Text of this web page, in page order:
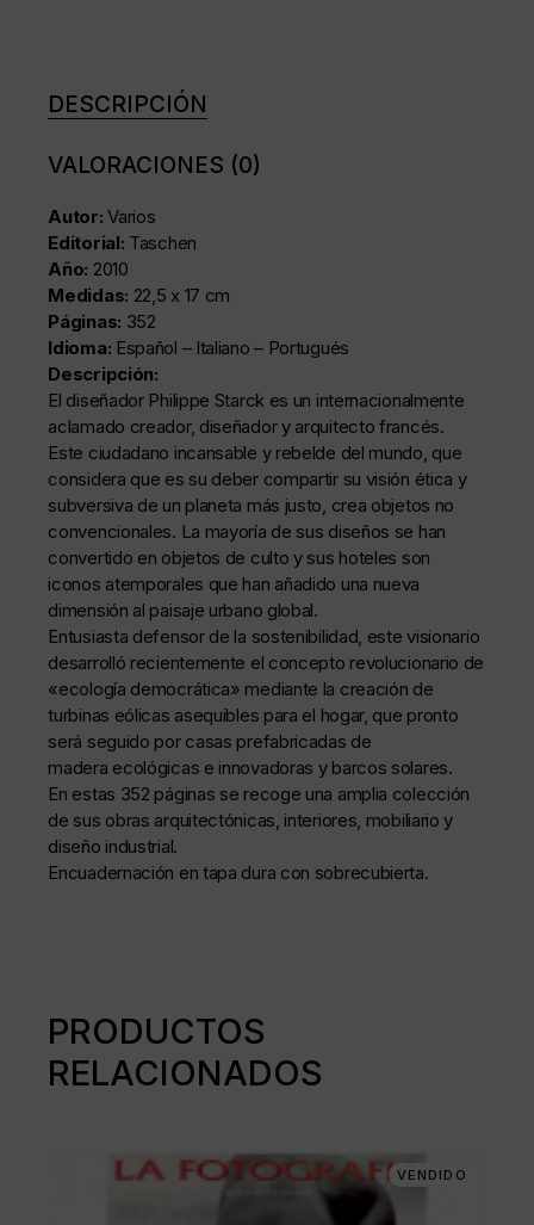
DESCRIPCIÓN
VALORACIONES (0)
Autor:Varios
Editorial: Taschen
Año: 2010
Medidas: 22,5 x 17 cm
Páginas: 352
Idioma: Español – Italiano – Portugués
Descripción:
El diseñador Philippe Starck es un internacionalmente
aclamado creador, diseñador y arquitecto francés.
Este ciudadano incansable y rebelde del mundo, que
considera que es su deber compartir su visión ética y
subversiva de un planeta más justo, crea objetos no
convencionales. La mayoría de sus diseños se han
convertido en objetos de culto y sus hoteles son
iconos atemporales que han añadido una nueva
dimensión al paisaje urbano global.
Entusiasta defensor de la sostenibilidad, este visionario
desarrolló recientemente el concepto revolucionario de
«ecología democrática» mediante la creación de
turbinas eólicas asequibles para el hogar, que pronto
será seguido por casas prefabricadas de
madera ecológicas e innovadoras y barcos solares.
En estas 352 páginas se recoge una amplia colección
de sus obras arquitectónicas, interiores, mobiliario y
diseño industrial.
Encuadernación en tapa dura con sobrecubierta.
PRODUCTOS
RELACIONADOS
VENDIDO